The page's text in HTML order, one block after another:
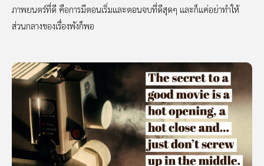
ภาพยนตร์ที่ดี คือการมีตอนเริ่มและตอนจบที่ดีสุดๆ และก็แค่อย่าทำให้
ส่วนกลางของเรื่องพังก็พอ